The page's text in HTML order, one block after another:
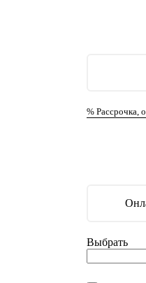
% Рассрочка,
Выбрать